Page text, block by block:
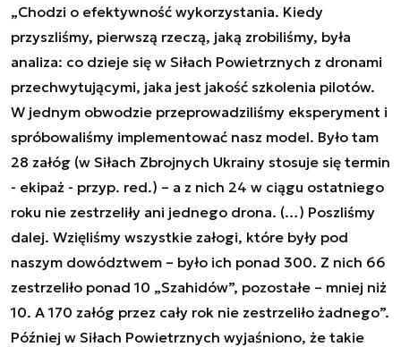
„Chodzi o efektywność wykorzystania. Kiedy
przyszliśmy, pierwszą rzeczą, jaką zrobiliśmy, była
analiza: co dzieje się w Siłach Powietrznych z dronami
przechwytującymi, jaka jest jakość szkolenia pilotów.
W jednym obwodzie przeprowadziliśmy eksperyment i
spróbowaliśmy implementować nasz model. Było tam
28 załóg (w Siłach Zbrojnych Ukrainy stosuje się termin
- ekipaż - przyp. red.) – a z nich 24 w ciągu ostatniego
roku nie zestrzeliły ani jednego drona. (…) Poszliśmy
dalej. Wzięliśmy wszystkie załogi, które były pod
naszym dowództwem – było ich ponad 300. Z nich 66
zestrzeliło ponad 10 „Szahidów”, pozostałe – mniej niż
10. A 170 załóg przez cały rok nie zestrzeliło żadnego”.
Później w Siłach Powietrznych wyjaśniono, że takie